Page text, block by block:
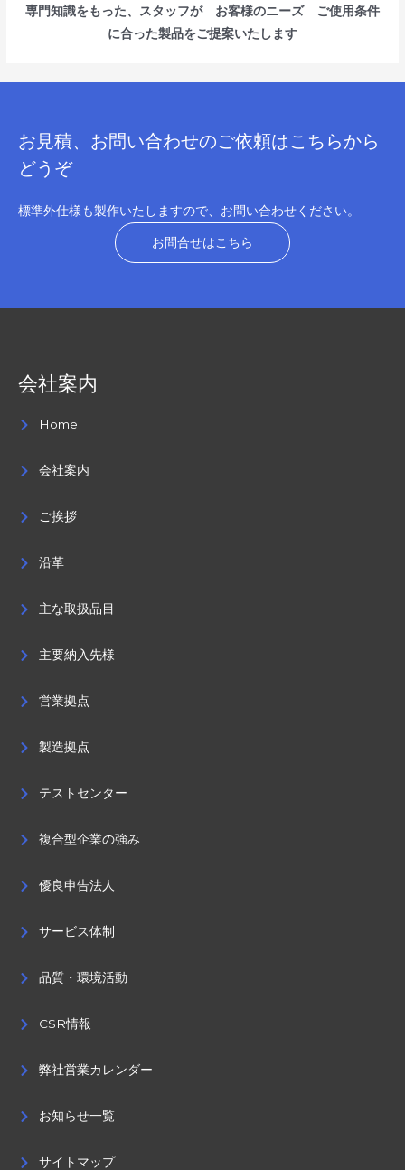
専門知識をもった、スタッフが お客様のニーズ ご使用条件
に合った製品をご提案いたします
お見積、お問い合わせのご依頼はこちらから
どうぞ
標準外仕様も製作いたしますので、お問い合わせください。
お問合せはこちら
会社案内
Home
会社案内
ご挨拶
沿革
主な取扱品目
主要納入先様
営業拠点
製造拠点
テストセンター
複合型企業の強み
優良申告法人
サービス体制
品質・環境活動
CSR情報
弊社営業カレンダー
お知らせ一覧
サイトマップ